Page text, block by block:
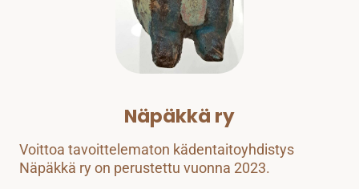
Näpäkkä ry
Voittoa tavoittelematon kädentaitoyhdistys
Näpäkkä ry on perustettu vuonna 2023.